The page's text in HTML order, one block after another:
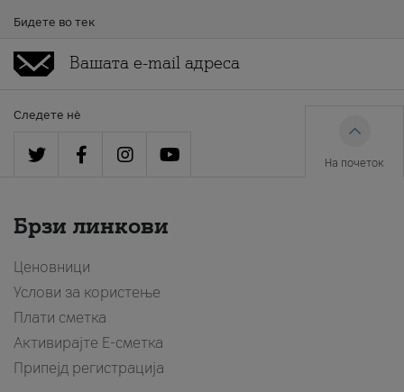
Бидете во тек
Следете нè
На почеток
Брзи линкови
Ценовници
Услови за користење
Плати сметка
Активирајте Е-сметка
Припејд регистрација